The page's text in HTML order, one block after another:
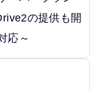
の提供も開
応～